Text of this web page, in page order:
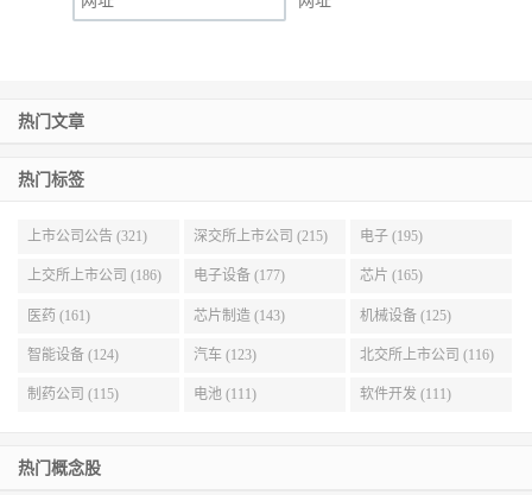
热门文章
热门标签
上市公司公告 (321) 深交所上市公司 (215) 电子 (195)
上交所上市公司 (186) 电子设备 (177) 芯片 (165)
医药 (161) 芯片制造 (143) 机械设备 (125)
智能设备 (124) 汽车 (123) 北交所上市公司 (116)
制药公司 (115) 电池 (111) 软件开发 (111)
热门概念股